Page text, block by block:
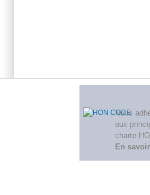
Nous
aux
charte
En